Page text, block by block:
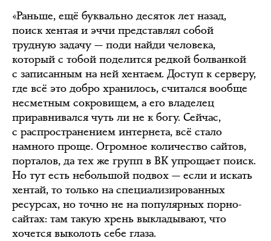
«Раньше, ещё буквально десяток лет назад,
поиск хентая и эччи представлял собой
трудную задачу — поди найди человека,
который с тобой поделится редкой болванкой
с записанным на ней хентаем. Доступ к серверу,
где всё это добро хранилось, считался вообще
несметным сокровищем, а его владелец
приравнивался чуть ли не к богу. Сейчас,
с распространением интернета, всё стало
намного проще. Огромное количество сайтов,
порталов, да тех же групп в ВК упрощает поиск.
Но тут есть небольшой подвох — если и искать
хентай, то только на специализированных
ресурсах, но точно не на популярных порно-
сайтах: там такую хрень выкладывают, что
хочется выколоть себе глаза.